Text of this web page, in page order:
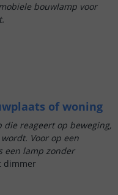
bouwlamp voor
of woning
reageert op beweging,
Voor op een
een lamp zonder
dimmer